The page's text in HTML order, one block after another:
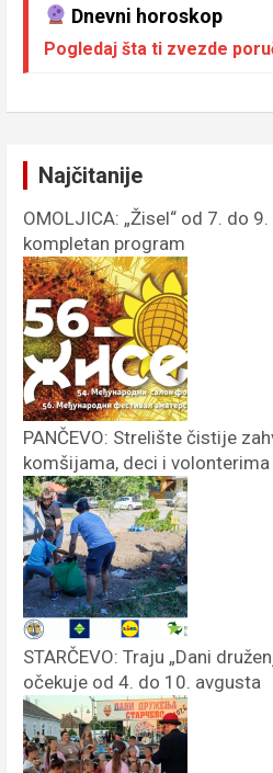
Dnevni horoskop
Pogledaj šta ti zvezde
Najčitanije
OMOLJICA: „Žisel“ od 7. do
kompletan program
PANČEVO: Strelište čistije
komšijama, deci i volonterima
STARČEVO: Traju „Dani
očekuje od 4. do 10. avgusta